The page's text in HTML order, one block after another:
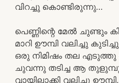
വിറച്ചു കൊണ്ടിരുന്നു…
പെണ്ണിന്റെ മേൽ ചുണ്ടും
മാറി ഊമ്പി വലിച്ചു
ഒരു നിമിഷം തല എടുത്തു
ചുവന്നു തടിച്ച ആ
വായിലാക്കി വലിച്ചു